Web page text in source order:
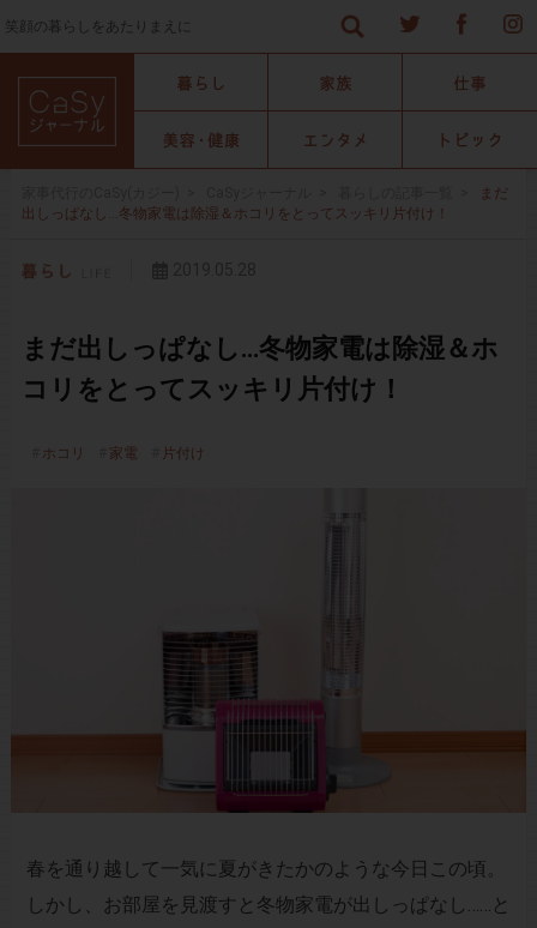
笑顔の暮らしをあたりまえに
まだ
出しっぱなし…冬物家電は除湿＆ホコリをとってスッキリ片付け！
まだ出しっぱなし…冬物家電は除湿＆ホ
コリをとってスッキリ片付け！
ホコリ 家電 片付け
春を通り越して一気に夏がきたかのような今日この頃。
しかし、お部屋を見渡すと冬物家電が出しっぱなし……と